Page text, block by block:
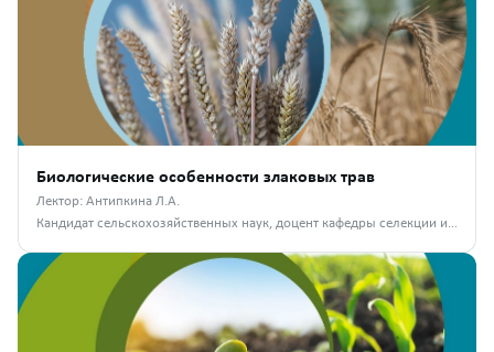
Биологические особенности злаковых трав
Лектор: Антипкина Л.А.
Кандидат сельскохозяйственных наук, доцент кафедры селекции и семеноводства, лесного дела и садоводства РГАТУ им. П.А. Костычева